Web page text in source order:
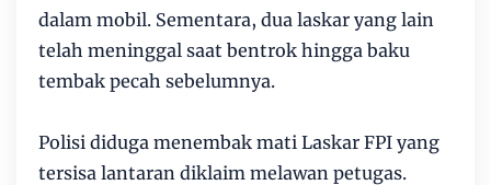
dalam mobil. Sementara, dua laskar yang lain
telah meninggal saat bentrok hingga baku
tembak pecah sebelumnya.
Polisi diduga menembak mati Laskar FPI yang
tersisa lantaran diklaim melawan petugas.